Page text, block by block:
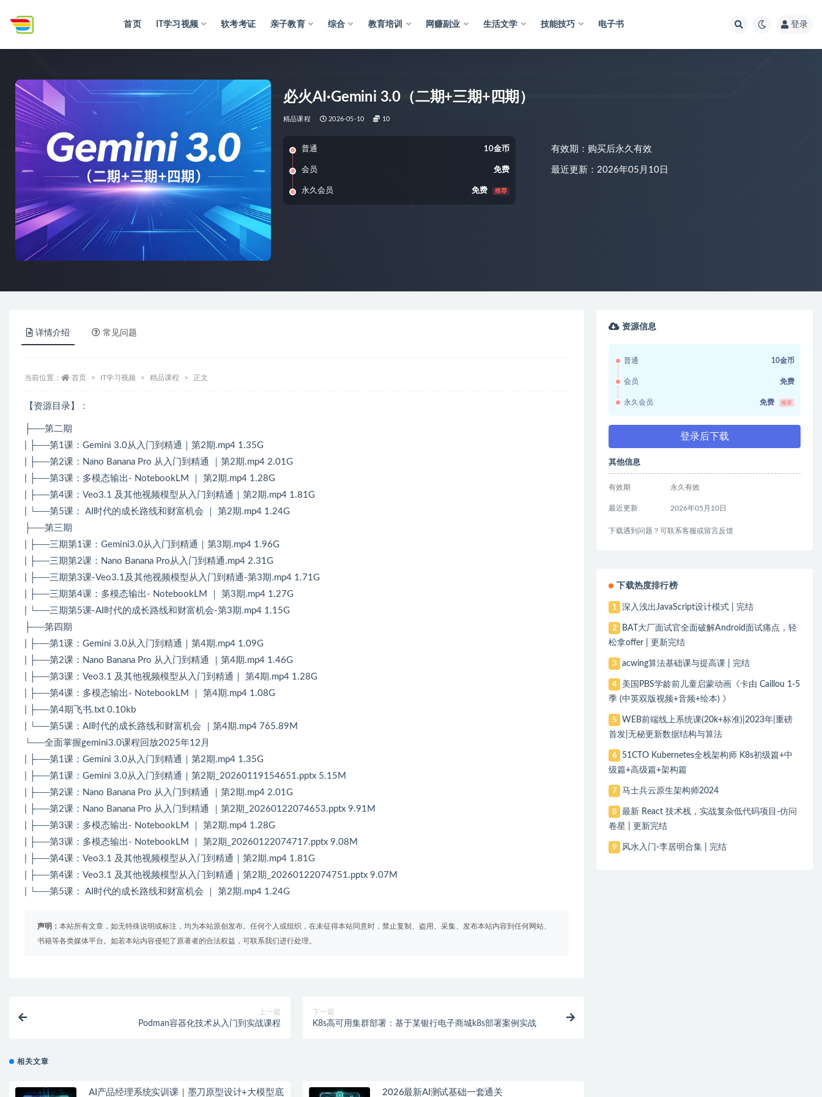
首页 IT学习视频 软考考证 亲子教育 综合 教育培训 网赚副业 生活文学 技能技巧 电子书 登录
必火AI·Gemini 3.0（二期+三期+四期）
精品课程 2026-05-10 10
普通 10金币
会员 免费
永久会员 免费 推荐
有效期：购买后永久有效
最近更新：2026年05月10日
详情介绍 常见问题
当前位置： 首页 IT学习视频 精品课程 正文
【资源目录】：
├──第二期
| ├──第1课：Gemini 3.0从入门到精通｜第2期.mp4 1.35G
| ├──第2课：Nano Banana Pro 从入门到精通 ｜第2期.mp4 2.01G
| ├──第3课：多模态输出- NotebookLM ｜ 第2期.mp4 1.28G
| ├──第4课：Veo3.1 及其他视频模型从入门到精通｜第2期.mp4 1.81G
| └──第5课： AI时代的成长路线和财富机会 ｜ 第2期.mp4 1.24G
├──第三期
| ├──三期第1课：Gemini3.0从入门到精通｜第3期.mp4 1.96G
| ├──三期第2课：Nano Banana Pro从入门到精通.mp4 2.31G
| ├──三期第3课-Veo3.1及其他视频模型从入门到精通-第3期.mp4 1.71G
| ├──三期第4课：多模态输出- NotebookLM ｜ 第3期.mp4 1.27G
| └──三期第5课-AI时代的成长路线和财富机会-第3期.mp4 1.15G
├──第四期
| ├──第1课：Gemini 3.0从入门到精通｜第4期.mp4 1.09G
| ├──第2课：Nano Banana Pro 从入门到精通 ｜第4期.mp4 1.46G
| ├──第3课：Veo3.1 及其他视频模型从入门到精通｜ 第4期.mp4 1.28G
| ├──第4课：多模态输出- NotebookLM ｜ 第4期.mp4 1.08G
| ├──第4期飞书.txt 0.10kb
| └──第5课：AI时代的成长路线和财富机会 ｜第4期.mp4 765.89M
└──全面掌握gemini3.0课程回放2025年12月
| ├──第1课：Gemini 3.0从入门到精通｜第2期.mp4 1.35G
| ├──第1课：Gemini 3.0从入门到精通｜第2期_20260119154651.pptx 5.15M
| ├──第2课：Nano Banana Pro 从入门到精通 ｜第2期.mp4 2.01G
| ├──第2课：Nano Banana Pro 从入门到精通 ｜第2期_20260122074653.pptx 9.91M
| ├──第3课：多模态输出- NotebookLM ｜ 第2期.mp4 1.28G
| ├──第3课：多模态输出- NotebookLM ｜ 第2期_20260122074717.pptx 9.08M
| ├──第4课：Veo3.1 及其他视频模型从入门到精通｜第2期.mp4 1.81G
| ├──第4课：Veo3.1 及其他视频模型从入门到精通｜第2期_20260122074751.pptx 9.07M
| └──第5课： AI时代的成长路线和财富机会 ｜ 第2期.mp4 1.24G
声明： 本站所有文章，如无特殊说明或标注，均为本站原创发布。任何个人或组织，在未征得本站同意时，禁止复制、盗用、采集、发布本站内容到任何网站、
书籍等各类媒体平台。如若本站内容侵犯了原著者的合法权益，可联系我们进行处理。
上一篇
Podman容器化技术从入门到实战课程
下一篇
K8s高可用集群部署：基于某银行电子商城k8s部署案例实战
相关文章
AI产品经理系统实训课｜墨刀原型设计+大模型底 2026最新AI测试基础一套通关
资源信息
普通 10金币
会员 免费
永久会员 免费 推荐
登录后下载
其他信息
有效期 永久有效
最近更新 2026年05月10日
下载遇到问题？可联系客服或留言反馈
下载热度排行榜
1 深入浅出JavaScript设计模式 | 完结
2
BAT大厂面试官全面破解Android面试痛点，轻
松拿offer | 更新完结
3 acwing算法基础课与提高课 | 完结
4
美国PBS学龄前儿童启蒙动画《卡由 Caillou 1-5
季 (中英双版视频+音频+绘本) 》
5
WEB前端线上系统课(20k+标准)|2023年|重磅
首发|无秘更新数据结构与算法
6
51CTO Kubernetes全栈架构师 K8s初级篇+中
级篇+高级篇+架构篇
7 马士兵云原生架构师2024
8
最新 React 技术栈，实战复杂低代码项目-仿问
卷星 | 更新完结
9 风水入门-李居明合集 | 完结